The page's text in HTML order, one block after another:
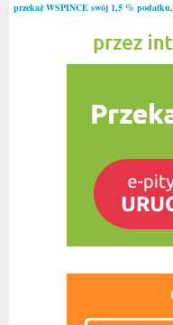
przekaż WSPINCE swój 1,5 % podatku.